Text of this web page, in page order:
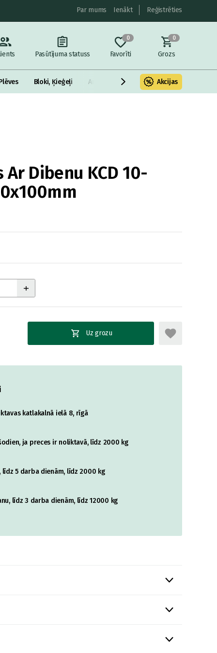
Par mums Ienākt Reģistrēties
Pasūtījuma statuss
0
Favorīti
0
Grozs
Bloki, Ķieģeļi Armatūra un metāls Fasādes
Akcijas
Ar Dibenu KCD 10-
Uz grozu
katlakalnā ielā 8, rīgā
ja preces ir noliktavā, līdz 2000 kg
5 darba dienām, līdz 2000 kg
līdz 3 darba dienām, līdz 12000 kg